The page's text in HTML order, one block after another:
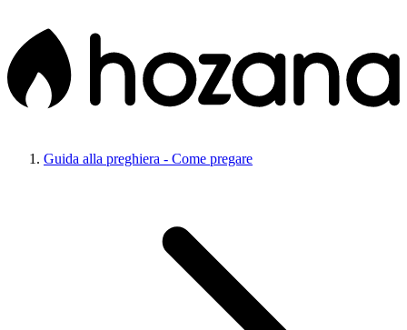
Guida alla preghiera - Come pregare